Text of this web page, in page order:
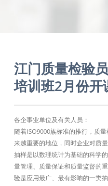
江门质量检验
培训班2月份开
各企事业单位及有关人员：
随着ISO9000族标准的推行，质
来越重要的地位，同时企业对质
抽样是以数理统计为基础的科学
量管理、质量保证和质量监督的
验是应用最广、最有影响的一类抽